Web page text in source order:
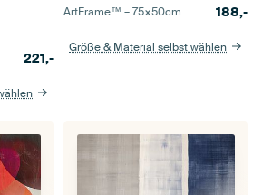
221,-
ArtFrame™ –75×50cm 188,-
Größe & Material selbst wählen